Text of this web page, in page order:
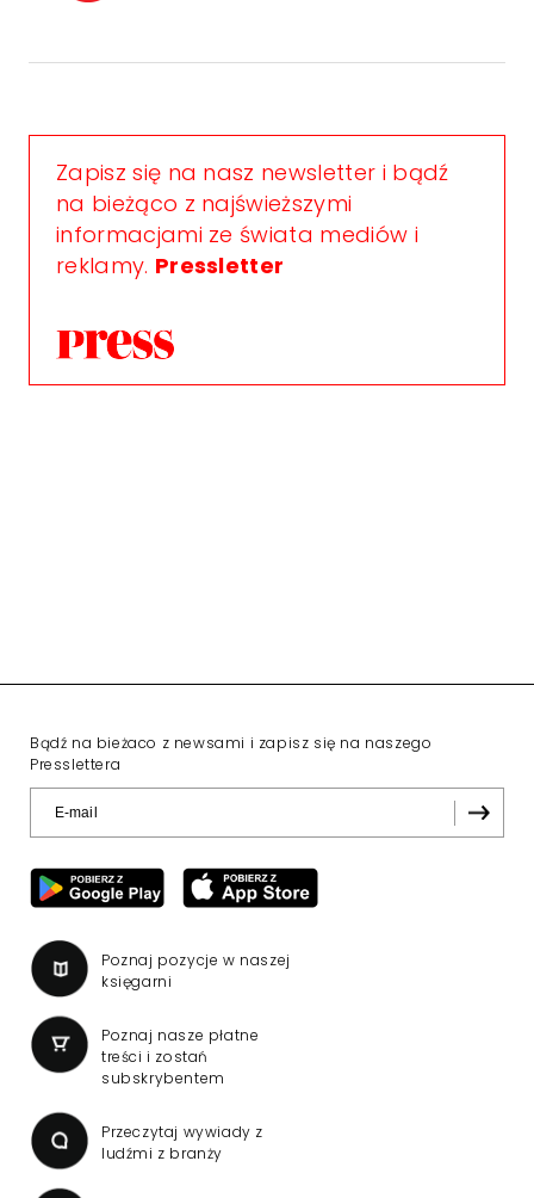
Zapisz się na nasz newsletter i bądź
na bieżąco z najświeższymi
informacjami ze świata mediów i
reklamy. Pressletter
Bądź na bieżaco z newsami i zapisz się na naszego
Presslettera
Poznaj pozycje w naszej
księgarni
Poznaj nasze płatne
treści i zostań
subskrybentem
Przeczytaj wywiady z
ludźmi z branży